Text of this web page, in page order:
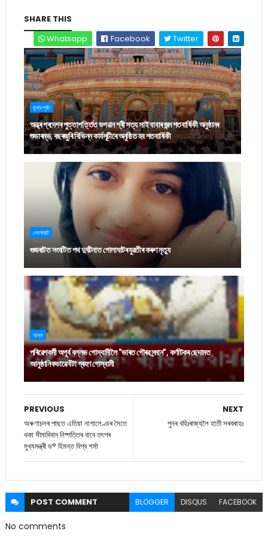
SHARE THIS
Whatsapp
Facebook Twitter
মুখ্য-পৃষ্ঠা
অন্ধ্ৰ প্ৰদেশৰ পুত্তাপৰ্ত্তিত ভগৱান শ্ৰী সত্য সাই বাবাৰ জন্ম শতবাৰ্ষিকী অনুষ্ঠানৰ
শুভাৰম্ভ, বছৰজুৰি বিভিন্ন কাৰ্যসূচীৰে অনুষ্ঠিত হব শতবাৰ্ষিকী
গোলাঘাট
গুজৰাটত সংঘটিত পথ দুৰ্ঘটনাত গোলাঘাটৰ যুৱতীৰ কৰুণ মৃত্যু
অসম
পৰিৱেশকৰ্মী অপূৰ্ব বল্লভ গোস্বামীলৈ "ভাৰত গৌৰৱ সন্মান", কৰ্ণাটকৰ ছেদামত
আনুষ্ঠানিকভাৱে বঁটা গ্ৰহণ গোস্বামী
NEXT
পুনৰ বহিঃৰাজ্যলৈ হাতী সৰবৰাহঃ
PREVIOUS
অৰুণাচলৰ পাছত এতিয়া নাগালেণ্ডৰ সৈতে
থকা সীমাবিবাদ নিষ্পত্তিৰ বাবে তৎপৰ
মুখ্যমন্ত্ৰী ড° হিমন্ত বিশ্ব শৰ্মা
POST COMMENT BLOGGER DISQUS FACEBOOK
No comments